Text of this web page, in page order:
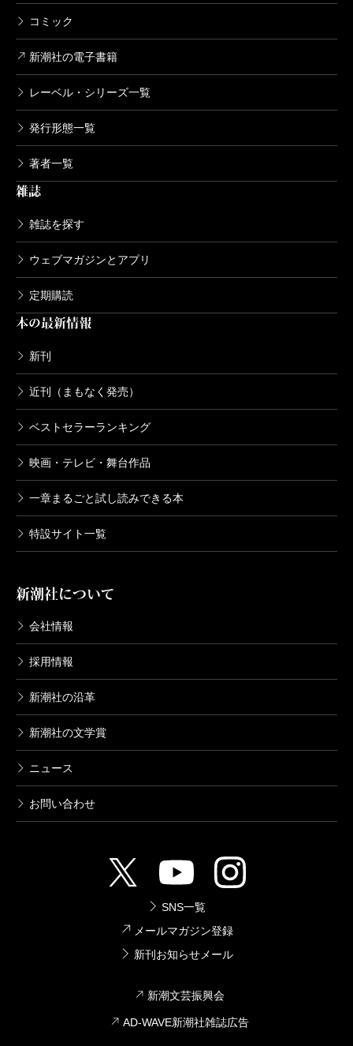
のをやりたいね、って話になって。「しじんの村」を
観たことがある人にも楽しんでもらえるようにという
田さんに読んでもらいたいな、と思ってて。
有田メールいただきましたからね。「『しじんの
ど」って。それを踏まえて読んでるわけです、こっち
は。焼き直しなんて絶対するわけないから、今度はど
有田 でも、全然分かんなかったなあ。やられまし
た。本当に面白かった。沢山の人に勧めたいです
ている人間が、やっぱり唸る内容なんですよ。そし
て、ミステリー好きも納得させられる内容ですね。更
にこれ、映像化、絶対不可能。だから、本で読んでも
らうしかない。
長江実際にどこかへ行って現地取材した、ってこと
はないですが、呪いとか、そういった関連の本は読み
有田「へえ、そうなんだ」みたいな話とか、論文み
るんです。それは鬼首村という場所が舞台で、「鬼首
村手毬唄考」っていう郷土史の研究記事を紹介すると
ころから、小説が始まるんですよ。地勢がどうとか、
人口は何人とか。そういう架空の学術論文のようなも
のを入れてみたかったんですよね。あれ書いてるとき
が一番楽しかったです。
コミック
新潮社の電子書籍
レーベル・シリーズ一覧
発行形態一覧
著者一覧
雑誌
雑誌を探す
ウェブマガジンとアプリ
定期購読
本の最新情報
新刊
近刊（まもなく発売）
ベストセラーランキング
映画・テレビ・舞台作品
一章まるごと試し読みできる本
特設サイト一覧
新潮社について
会社情報
採用情報
新潮社の沿革
新潮社の文学賞
ニュース
お問い合わせ
SNS一覧
メールマガジン登録
新刊お知らせメール
新潮文芸振興会
AD-WAVE新潮社雑誌広告